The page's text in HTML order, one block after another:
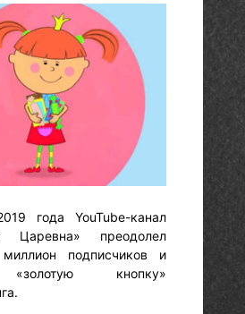
года YouTube-канал
Царевна» преодолел
подписчиков и
кнопку»